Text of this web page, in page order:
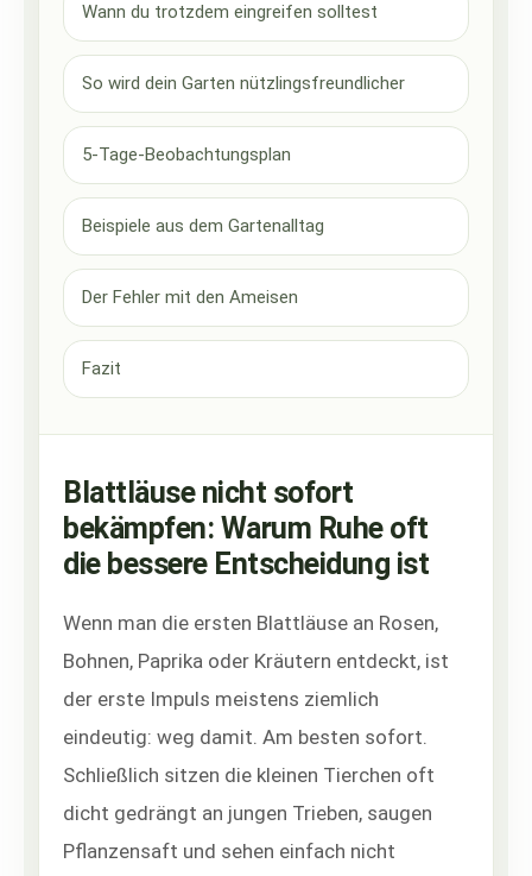
Wann du trotzdem eingreifen solltest
So wird dein Garten nützlingsfreundlicher
5-Tage-Beobachtungsplan
Beispiele aus dem Gartenalltag
Der Fehler mit den Ameisen
Fazit
Blattläuse nicht sofort
bekämpfen: Warum Ruhe oft
die bessere Entscheidung ist
Wenn man die ersten Blattläuse an Rosen,
Bohnen, Paprika oder Kräutern entdeckt, ist
der erste Impuls meistens ziemlich
eindeutig: weg damit. Am besten sofort.
Schließlich sitzen die kleinen Tierchen oft
dicht gedrängt an jungen Trieben, saugen
Pflanzensaft und sehen einfach nicht